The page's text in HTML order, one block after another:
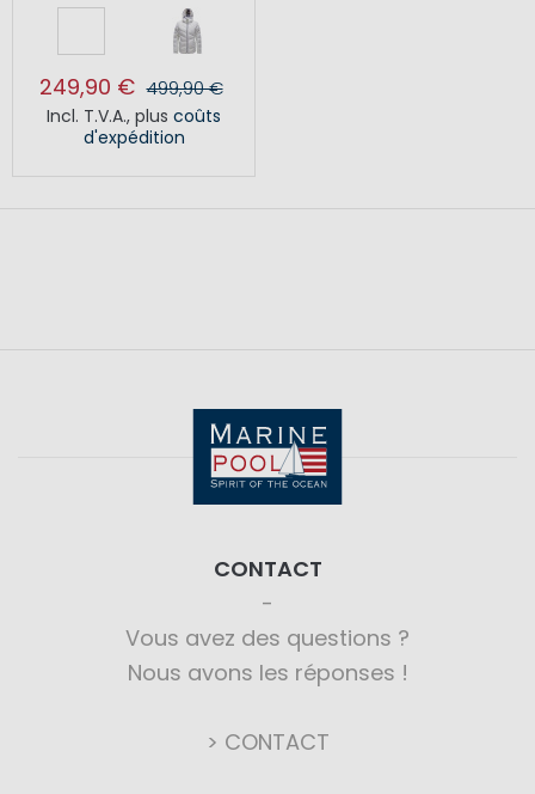
249,90 € 499,90 €
Incl. T.V.A., plus coûts
d'expédition
CONTACT
Vous avez des questions ?
Nous avons les réponses !
> CONTACT